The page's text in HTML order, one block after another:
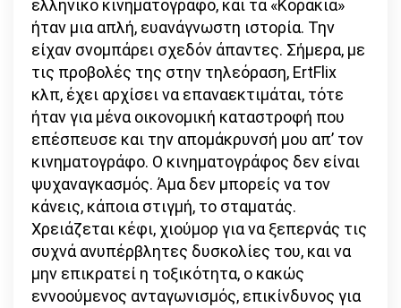
ελληνικό κινηματογράφο, και τα «Κοράκια»
ήταν μια απλή, ευανάγνωστη ιστορία. Την
είχαν σνομπάρει σχεδόν άπαντες. Σήμερα, με
τις προβολές της στην τηλεόραση, ErtFlix
κλπ, έχει αρχίσει να επαναεκτιμάται, τότε
ήταν για μένα οικονομική καταστροφή που
επέσπευσε και την απομάκρυνσή μου απ’ τον
κινηματογράφο. Ο κινηματογράφος δεν είναι
ψυχαναγκασμός. Άμα δεν μπορείς να τον
κάνεις, κάποια στιγμή, το σταματάς.
Χρειάζεται κέφι, χιούμορ για να ξεπερνάς τις
συχνά ανυπέρβλητες δυσκολίες του, και να
μην επικρατεί η τοξικότητα, ο κακώς
εννοούμενος ανταγωνισμός, επικίνδυνος για